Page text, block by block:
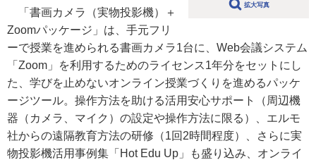
拡大写真
「書画カメラ（実物投影機）＋
Zoomパッケージ」は、手元フリ
ーで授業を進められる書画カメラ1台に、Web会議システム
「Zoom」を利用するためのライセンス1年分をセットにし
た、学びを止めないオンライン授業づくりを進めるパッケ
ージツール。操作方法を助ける活用安心サポート（周辺機
器（カメラ、マイク）の設定や操作方法に限る）、エルモ
社からの遠隔教育方法の研修（1回2時間程度）、さらに実
物投影機活用事例集「Hot Edu Up」も盛り込み、オンライ